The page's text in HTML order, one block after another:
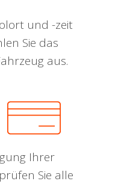
und -zeit
Sie das
aus.
Ihrer
Sie alle